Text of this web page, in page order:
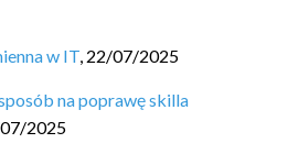
w IT, 22/07/2025
na poprawę skilla
2025